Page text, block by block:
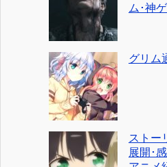
ム･神
グリム
ストー
展開･